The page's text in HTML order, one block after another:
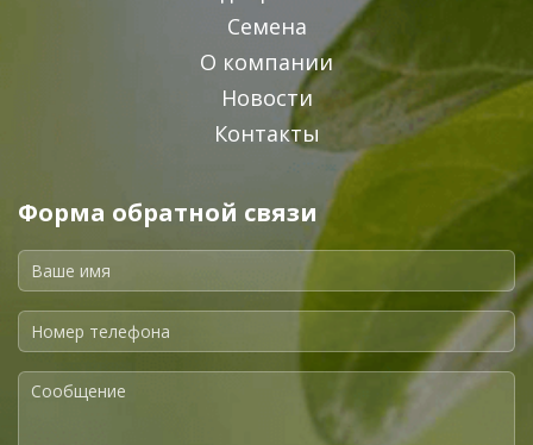
Семена
О компании
Новости
Контакты
Форма обратной связи